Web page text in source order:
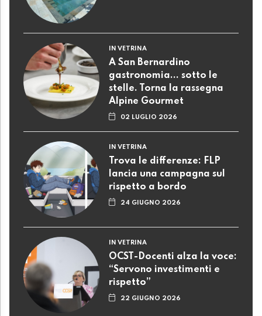
IN VETRINA
A San Bernardino
gastronomia... sotto le
stelle. Torna la rassegna
Alpine Gourmet
02 LUGLIO 2026
IN VETRINA
Trova le differenze: FLP
lancia una campagna sul
rispetto a bordo
24 GIUGNO 2026
IN VETRINA
OCST-Docenti alza la voce:
“Servono investimenti e
rispetto”
22 GIUGNO 2026